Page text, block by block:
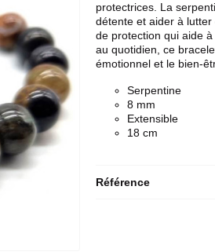
protectrices. La
détente et aider à
de protection qui aide
au quotidien, ce
émotionnel et le bien-
Serpentine
8 mm
Extensible
18 cm
Référence